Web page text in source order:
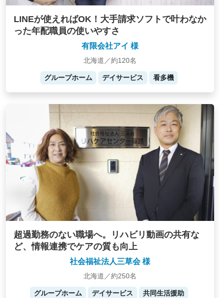
LINEが使えればOK！大手請求ソフトで叶わなか
った年配職員の使いやすさ
有限会社アイ 様
北海道／約120名
グループホーム デイサービス 看多機
超過勤務のない職場へ。リハビリ動画の共有な
ど、情報連携でケアの質も向上
社会福祉法人三草会 様
北海道／約250名
グループホーム デイサービス
共同生活援助